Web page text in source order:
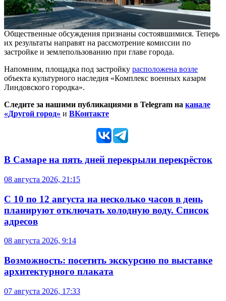
Общественные обсуждения признаны состоявшимися. Теперь
их результаты направят на рассмотрение комиссии по
застройке и землепользованию при главе города.
Напомним, площадка под застройку расположена возле
объекта культурного наследия «Комплекс военных казарм
Линдовского городка».
Следите за нашими публикациями в Telegram на канале
«Другой город» и ВКонтакте
В Самаре на пять дней перекрыли перекрёсток
08 августа 2026, 21:15
С 10 по 12 августа на несколько часов в день
планируют отключать холодную воду. Список
адресов
08 августа 2026, 9:14
Возможность: посетить экскурсию по выставке
архитектурного плаката
07 августа 2026, 17:33